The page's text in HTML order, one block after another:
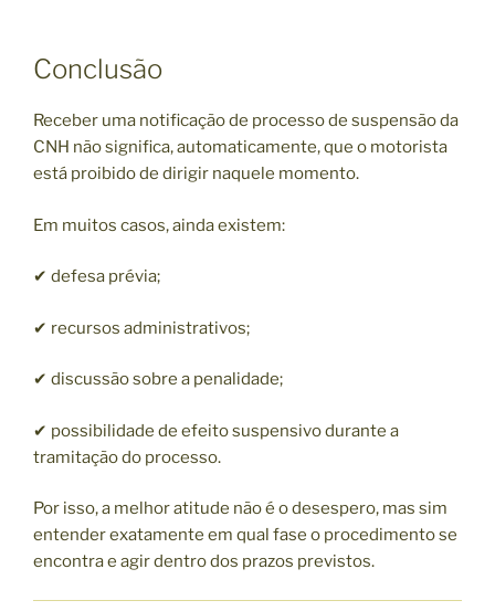
Conclusão
Receber uma notificação de processo de suspensão da
CNH não significa, automaticamente, que o motorista
está proibido de dirigir naquele momento.
Em muitos casos, ainda existem:
✔ defesa prévia;
✔ recursos administrativos;
✔ discussão sobre a penalidade;
✔ possibilidade de efeito suspensivo durante a
tramitação do processo.
Por isso, a melhor atitude não é o desespero, mas sim
entender exatamente em qual fase o procedimento se
encontra e agir dentro dos prazos previstos.